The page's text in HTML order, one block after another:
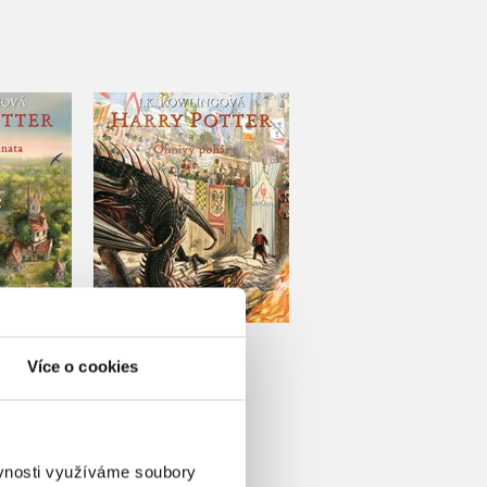
Více o cookies
využíváme soubory
a
-
549 Kč
Harry Potter a Ohnivý
pohár - ilustrované
vydání
J.K. Rowling